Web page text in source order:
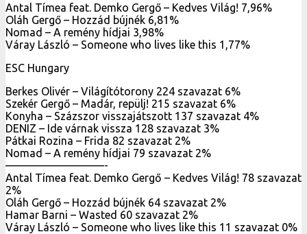
Antal Tímea feat. Demko Gergő – Kedves Világ! 7,96%
Oláh Gergő – Hozzád bújnék 6,81%
Nomad – A remény hídjai 3,98%
Váray László – Someone who lives like this 1,77%
ESC Hungary
Berkes Olivér – Világítótorony 224 szavazat 6%
Szekér Gergő – Madár, repülj! 215 szavazat 6%
Konyha – Százszor visszajátszott 137 szavazat 4%
DENIZ – Ide várnak vissza 128 szavazat 3%
Pátkai Rozina – Frida 82 szavazat 2%
Nomad – A remény hídjai 79 szavazat 2%
—————————-
Antal Tímea feat. Demko Gergő – Kedves Világ! 78 szavazat
2%
Oláh Gergő – Hozzád bújnék 64 szavazat 2%
Hamar Barni – Wasted 60 szavazat 2%
Váray László – Someone who lives like this 11 szavazat 0%